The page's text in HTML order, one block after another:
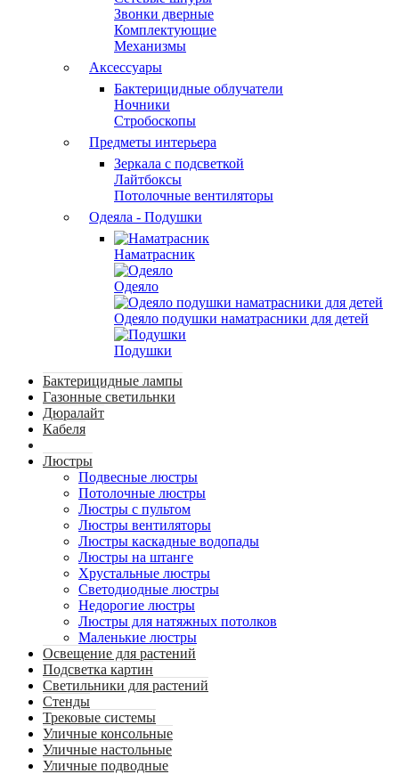
Звонки дверные
Комплектующие
Механизмы
Аксессуары
Бактерицидные облучатели
Ночники
Стробоскопы
Предметы интерьера
Зеркала с подсветкой
Лайтбоксы
Потолочные вентиляторы
Одеяла - Подушки
Наматрасник
Одеяло
Одеяло подушки наматрасники для детей
Подушки
Бактерицидные лампы
Газонные светильнки
Дюралайт
Кабеля
Люстры
Подвесные люстры
Потолочные люстры
Люстры с пультом
Люстры вентиляторы
Люстры каскадные водопады
Люстры на штанге
Хрустальные люстры
Светодиодные люстры
Недорогие люстры
Люстры для натяжных потолков
Маленькие люстры
Освещение для растений
Подсветка картин
Светильники для растений
Стенды
Трековые системы
Уличные консольные
Уличные настольные
Уличные подводные